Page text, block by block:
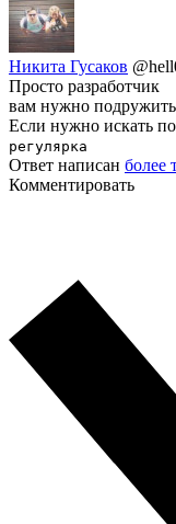
Никита Гусаков
Просто разработчик
вам нужно
Если нужно искать
регулярка
Ответ написан более
Комментировать